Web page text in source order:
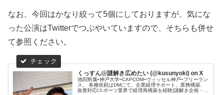
なお、今回はかなり絞って5個にしておりますが、気にな
った公演はTwitterでつぶやいていますので、そちらも併せ
て参照ください。
くっすん@謎解き広めたい (@kusunyoki) on X
池田附属⇨神戸大学⇨CAPCOM⇨ヴィッセル神戸⇨フリーラン
ス。 各種依頼はDMにて。企業経理サポート、業務構築、
改善対応lスポーツ業界で経理再構築を経験|謎解き企画・誘